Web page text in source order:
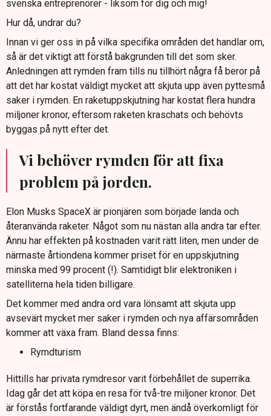
svenska entreprenörer - liksom för dig och mig!
Hur då, undrar du?
Innan vi ger oss in på vilka specifika områden det handlar om,
så är det viktigt att förstå bakgrunden till det som sker.
Anledningen att rymden fram tills nu tillhört några få beror på
att det har kostat väldigt mycket att skjuta upp även pyttesmå
saker i rymden. En raketuppskjutning har kostat flera hundra
miljoner kronor, eftersom raketen kraschats och behövts
byggas på nytt efter det.
Vi behöver rymden för att fixa
problem på jorden.
Elon Musks SpaceX är pionjären som började landa och
återanvända raketer. Något som nu nästan alla andra tar efter.
Ännu har effekten på kostnaden varit rätt liten, men under de
närmaste årtiondena kommer priset för en uppskjutning
minska med 99 procent (!). Samtidigt blir elektroniken i
satelliterna hela tiden billigare.
Det kommer med andra ord vara lönsamt att skjuta upp
avsevärt mycket mer saker i rymden och nya affärsområden
kommer att växa fram. Bland dessa finns:
Rymdturism
Hittills har privata rymdresor varit förbehållet de superrika.
Idag går det att köpa en resa för två-tre miljoner kronor. Det
är förstås fortfarande väldigt dyrt, men ändå överkomligt för